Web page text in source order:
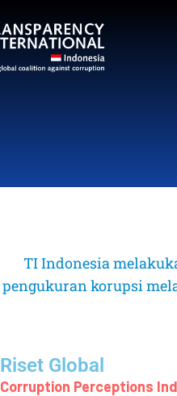
TI Indonesia
pengukuran korupsi
Riset Global​
Corruption Perceptions